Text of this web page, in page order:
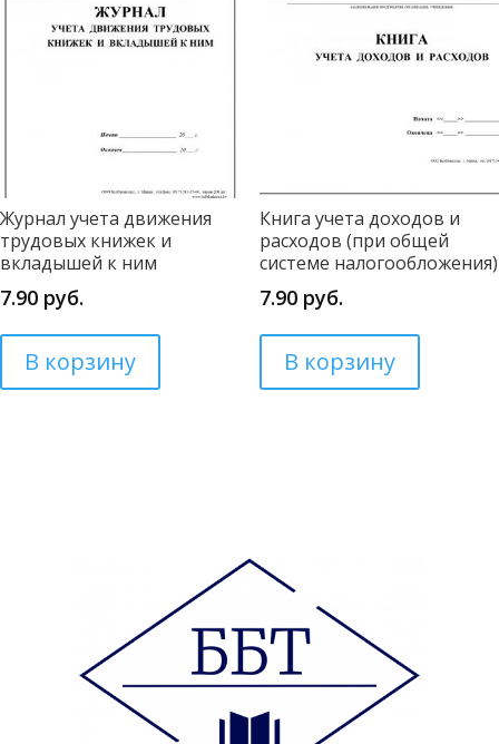
Журнал учета движения
трудовых книжек и
вкладышей к ним
7.90 руб.
В корзину
Книга учета доходов и
расходов (при общей
системе налогообложения)
7.90руб.
В корзину